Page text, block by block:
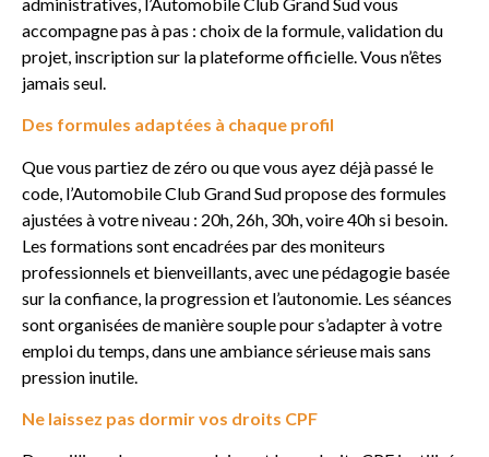
accompagne pas à pas : choix de la formule, validation du
projet, inscription sur la plateforme officielle. Vous n’êtes
jamais seul.
Des formules adaptées à chaque profil
Que vous partiez de zéro ou que vous ayez déjà passé le
code, l’Automobile Club Grand Sud propose des formules
ajustées à votre niveau : 20h, 26h, 30h, voire 40h si besoin.
Les formations sont encadrées par des moniteurs
professionnels et bienveillants, avec une pédagogie basée
sur la confiance, la progression et l’autonomie. Les séances
sont organisées de manière souple pour s’adapter à votre
emploi du temps, dans une ambiance sérieuse mais sans
pression inutile.
Ne laissez pas dormir vos droits CPF